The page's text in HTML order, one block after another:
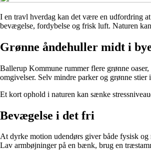
I en travl hverdag kan det være en udfordring
bevægelse, fordybelse og frisk luft. Naturen
Grønne åndehuller midt i
Ballerup Kommune rummer flere grønne
omgivelser. Selv mindre parker og grønne
Et kort ophold i naturen kan sænke
Bevægelse i det fri
At dyrke motion udendørs giver både fysisk
Lav armbøjninger på en bænk, brug en